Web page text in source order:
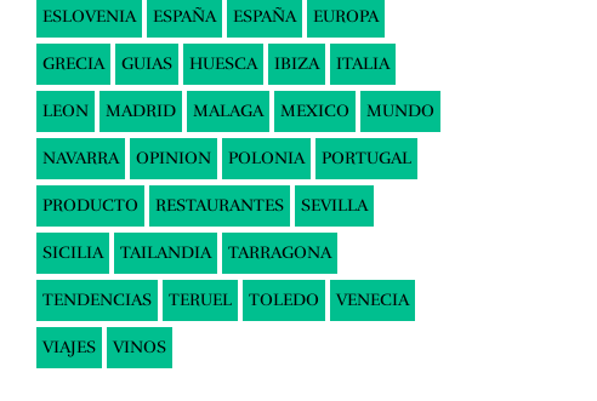
ESLOVENIA ESPAÑA ESPAÑA EUROPA
GRECIA GUIAS HUESCA IBIZA ITALIA
LEON MADRID MALAGA MEXICO MUNDO
NAVARRA OPINION POLONIA PORTUGAL
PRODUCTO RESTAURANTES SEVILLA
SICILIA TAILANDIA TARRAGONA
TENDENCIAS TERUEL TOLEDO VENECIA
VIAJES VINOS